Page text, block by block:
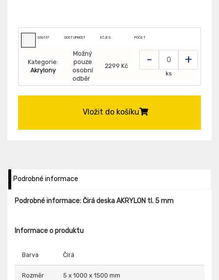
036137 DOSTUPNOST KČ/KS: POČET
Kategorie:
Akrylony
Možný
pouze
osobní
odběr
2299 Kč - +
ks
Vložit do košíku
Podrobné informace
Podrobné informace: Čirá deska AKRYLON tl. 5 mm
Informace o produktu
Barva Čirá
Rozměr 5 x 1000 x 1500 mm